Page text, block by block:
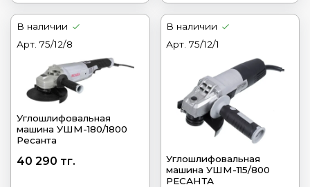
В наличии
Арт. 75/12/8
Углошлифовальная
машина УШМ-180/1800
Ресанта
40 290 тг.
В наличии
Арт. 75/12/1
Углошлифовальная
машина УШМ-115/800
РЕСАНТА